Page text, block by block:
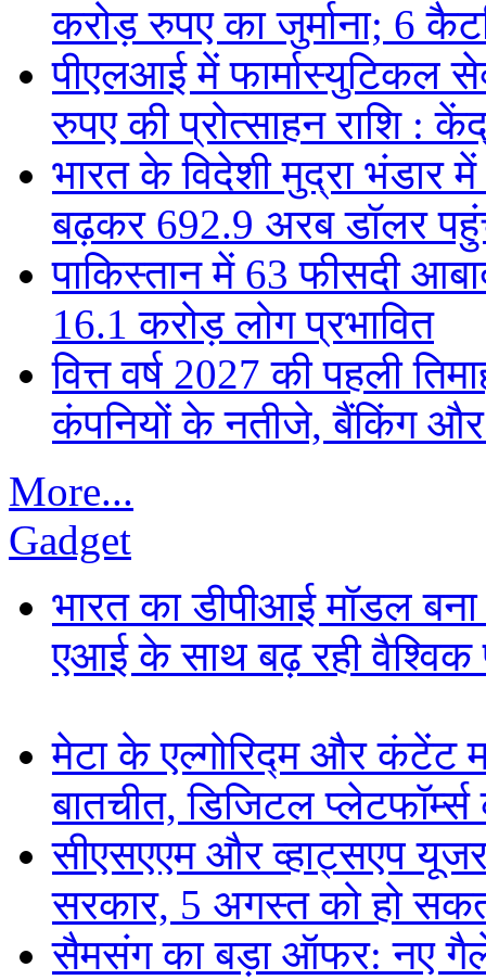
करोड़ रुपए का जुर्माना; 6
पीएलआई में फार्मास्युटिकल
रुपए की प्रोत्साहन राशि :
भारत के विदेशी मुद्रा भंडार
बढ़कर 692.9 अरब डॉलर
पाकिस्तान में 63 फीसदी
16.1 करोड़ लोग प्रभावित
वित्त वर्ष 2027 की पहली
कंपनियों के नतीजे, बैंकिंग
More...
Gadget
भारत का डीपीआई मॉडल
एआई के साथ बढ़ रही वैश्विक
मेटा के एल्गोरिद्म और कंटेंट
बातचीत, डिजिटल प्लेटफॉर्म्स
सीएसएएम और व्हाट्सएप
सरकार, 5 अगस्त को हो
सैमसंग का बड़ा ऑफर: नए